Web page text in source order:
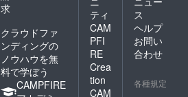
求
クラウドファ
ンディングの
ノウハウを無
料で学ぼう
CAMPFIRE
ティ
CAM
PFI
RE
Crea
tion
CAM
ス
ヘルプ
お問い
合わせ
各種規定